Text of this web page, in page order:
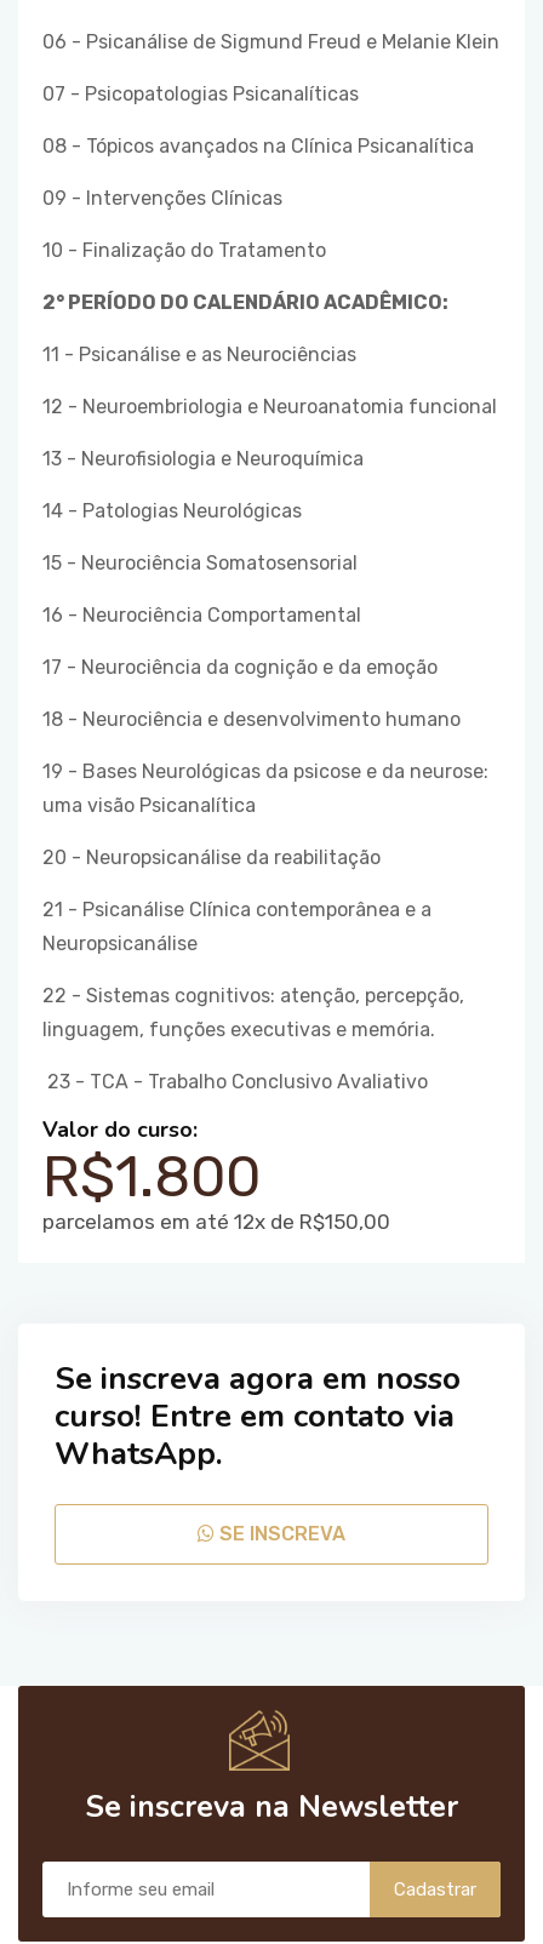
06 - Psicanálise de Sigmund Freud e Melanie Klein
07 - Psicopatologias Psicanalíticas
08 - Tópicos avançados na Clínica Psicanalítica
09 - Intervenções Clínicas
10 - Finalização do Tratamento
2° PERÍODO DO CALENDÁRIO ACADÊMICO:
11 - Psicanálise e as Neurociências
12 - Neuroembriologia e Neuroanatomia funcional
13 - Neurofisiologia e Neuroquímica
14 - Patologias Neurológicas
15 - Neurociência Somatosensorial
16 - Neurociência Comportamental
17 - Neurociência da cognição e da emoção
18 - Neurociência e desenvolvimento humano
19 - Bases Neurológicas da psicose e da neurose:
uma visão Psicanalítica
20 - Neuropsicanálise da reabilitação
21 - Psicanálise Clínica contemporânea e a
Neuropsicanálise
22 - Sistemas cognitivos: atenção, percepção,
linguagem, funções executivas e memória.
23 - TCA - Trabalho Conclusivo Avaliativo
Valor do curso:
R$1.800
parcelamos em até 12x de R$150,00
Se inscreva agora em nosso
curso! Entre em contato via
WhatsApp.
SE INSCREVA
Se inscreva na Newsletter
Cadastrar